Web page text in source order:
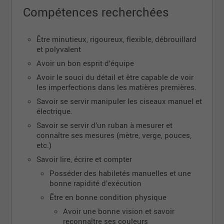
afin d'effectuer les bonnes coupes.
S'assurer de rentrer les bonnes données au
système informatique.
Inspecter les tissus avant la coupe.
Possiblité de faire 35 heures sur 4 jours du lundi au
jeudi de 7h30 à 17h. Pause de dîner de 12h à 12h45.
Ou 40 heures en ajoutant les vendredis de 7h à
Compétences recherchées
Être minutieux, rigoureux, flexible, débrouillard
et polyvalent
Avoir un bon esprit d’équipe
Avoir le souci du détail et être capable de voir
les imperfections dans les matières premières.
Savoir se servir manipuler les ciseaux manuel et
électrique.
Savoir se servir d’un ruban à mesurer et
connaître ses mesures (mètre, verge, pouces,
etc.)
Savoir lire, écrire et compter
Posséder des habiletés manuelles et une
bonne rapidité d’exécution
Être en bonne condition physique
Avoir une bonne vision et savoir
reconnaître ses couleurs